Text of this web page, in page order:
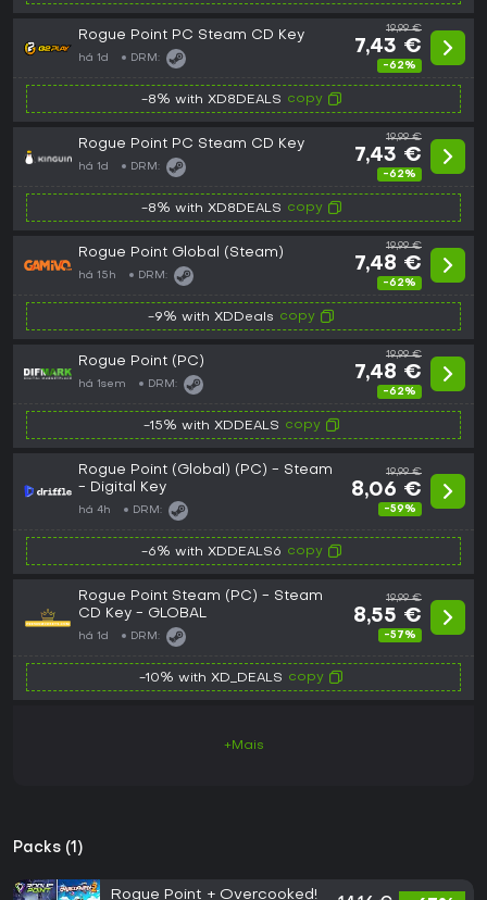
Rogue Point PC Steam CD Key
há 1d DRM:
19,99 €
7,43 €
-62%
-8% with XD8DEALS copy
Rogue Point PC Steam CD Key
há 1d DRM:
19,99 €
7,43 €
-62%
-8% with XD8DEALS copy
Rogue Point Global (Steam)
há 15h DRM:
19,99 €
7,48 €
-62%
-9% with XDDeals copy
Rogue Point (PC)
há 1sem DRM:
19,99 €
7,48 €
-62%
-15% with XDDEALS copy
Rogue Point (Global) (PC) - Steam
- Digital Key
há 4h DRM:
19,99 €
8,06 €
-59%
-6% with XDDEALS6 copy
Rogue Point Steam (PC) - Steam
CD Key - GLOBAL
há 1d DRM:
19,99 €
8,55 €
-57%
-10% with XD_DEALS copy
+Mais
Packs (1)
Rogue Point + Overcooked!